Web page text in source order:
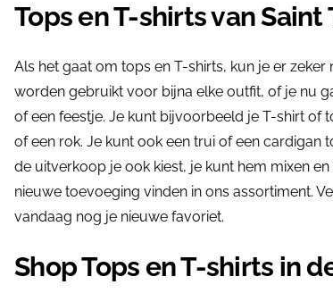
Tops en T-shirts van
Als het gaat om tops en T-shirts, kun je er
worden gebruikt voor bijna elke outfit, of je nu
of een feestje. Je kunt bijvoorbeeld je T-shirt of
of een rok. Je kunt ook een trui of een cardigan
de uitverkoop je ook kiest, je kunt hem mixen
nieuwe toevoeging vinden in ons assortiment.
vandaag nog je nieuwe favoriet.
Shop Tops en T-shirts in